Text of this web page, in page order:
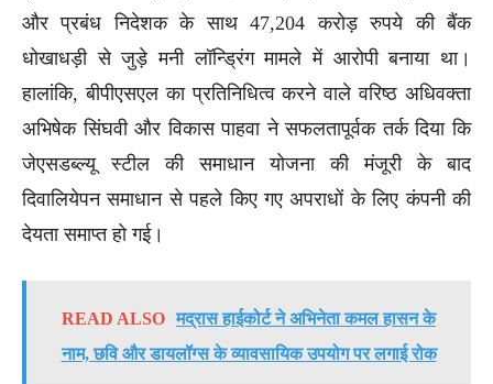
और प्रबंध निदेशक के साथ 47,204 करोड़ रुपये की बैंक
धोखाधड़ी से जुड़े मनी लॉन्ड्रिंग मामले में आरोपी बनाया था।
हालांकि, बीपीएसएल का प्रतिनिधित्व करने वाले वरिष्ठ अधिवक्ता
अभिषेक सिंघवी और विकास पाहवा ने सफलतापूर्वक तर्क दिया कि
जेएसडब्ल्यू स्टील की समाधान योजना की मंजूरी के बाद
दिवालियेपन समाधान से पहले किए गए अपराधों के लिए कंपनी की
देयता समाप्त हो गई।
READ ALSO मद्रास हाईकोर्ट ने अभिनेता कमल हासन के
नाम, छवि और डायलॉग्स के व्यावसायिक उपयोग पर लगाई रोक